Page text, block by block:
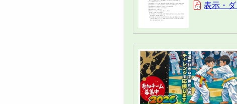
表示・